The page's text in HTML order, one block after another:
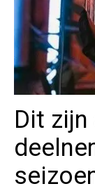
Dit zijn